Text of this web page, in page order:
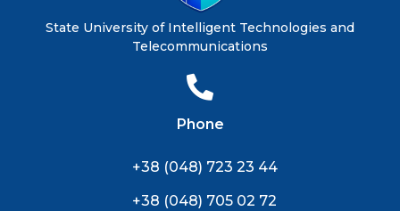
State University of Intelligent Technologies and
Telecommunications
Phone
+38 (048) 723 23 44
+38 (048) 705 02 72